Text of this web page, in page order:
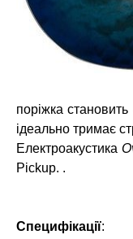
поріжка
ідеально тримає
Електроакустика
Pickup. .
Специфікації: